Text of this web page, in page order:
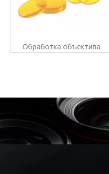
Обработка объектива